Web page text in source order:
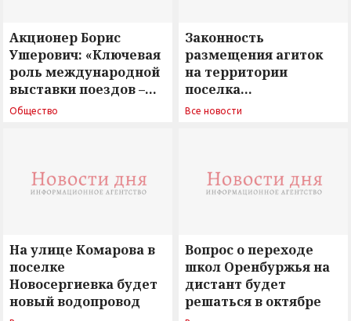
Акционер Борис
Ушерович: «Ключевая
роль международной
выставки поездов –
поиск ответов на
Общество
Законность
размещения агиток
на территории
поселка
Новосергиевка
Все новости
На улице Комарова в
поселке
Новосергиевка будет
новый водопровод
Вопрос о переходе
школ Оренбуржья на
дистант будет
решаться в октябре